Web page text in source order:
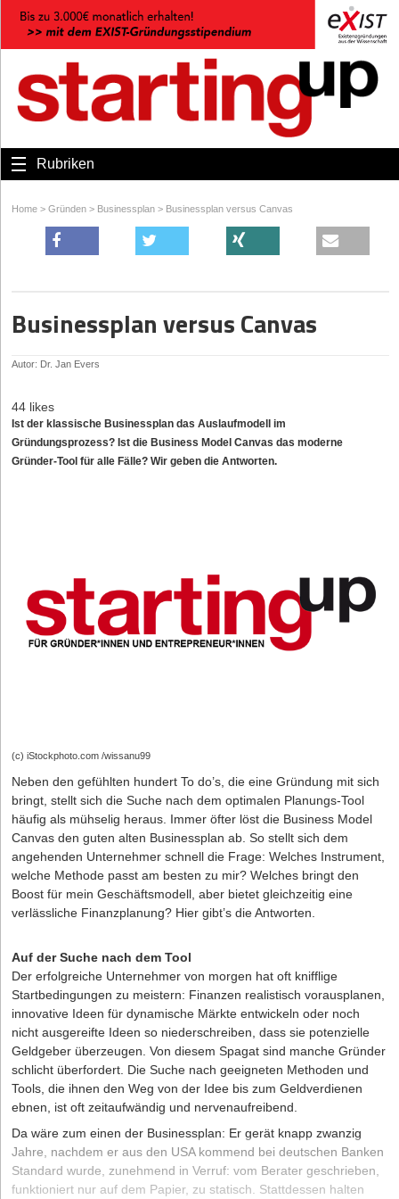
Rubriken
Home > Gründen > Businessplan > Businessplan versus Canvas
Businessplan versus Canvas
Autor: Dr. Jan Evers
44 likes
Ist der klassische Businessplan das Auslaufmodell im
Gründungsprozess? Ist die Business Model Canvas das moderne
Gründer-Tool für alle Fälle? Wir geben die Antworten.
(c) iStockphoto.com /wissanu99
Neben den gefühlten hundert To do’s, die eine Gründung mit sich
bringt, stellt sich die Suche nach dem optimalen Planungs-Tool
häufig als mühselig heraus. Immer öfter löst die Business Model
Canvas den guten alten Businessplan ab. So stellt sich dem
angehenden Unternehmer schnell die Frage: Welches Instrument,
welche Methode passt am besten zu mir? Welches bringt den
Boost für mein Geschäftsmodell, aber bietet gleichzeitig eine
verlässliche Finanzplanung? Hier gibt’s die Antworten.
Auf der Suche nach dem Tool
Der erfolgreiche Unternehmer von morgen hat oft knifflige
Startbedingungen zu meistern: Finanzen realistisch vorausplanen,
innovative Ideen für dynamische Märkte entwickeln oder noch
nicht ausgereifte Ideen so niederschreiben, dass sie potenzielle
Geldgeber überzeugen. Von diesem Spagat sind manche Gründer
schlicht überfordert. Die Suche nach geeigneten Methoden und
Tools, die ihnen den Weg von der Idee bis zum Geldverdienen
ebnen, ist oft zeitaufwändig und nervenaufreibend.
Da wäre zum einen der Businessplan: Er gerät knapp zwanzig
Jahre, nachdem er aus den USA kommend bei deutschen Banken
Standard wurde, zunehmend in Verruf: vom Berater geschrieben,
funktioniert nur auf dem Papier, zu statisch. Stattdessen halten